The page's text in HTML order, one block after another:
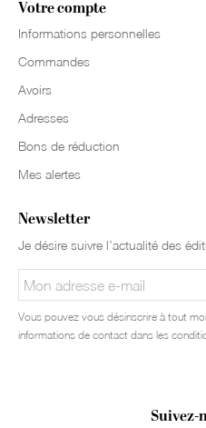
Votre compte
Informations personnelles
Commandes
Avoirs
Adresses
Bons de réduction
Mes alertes
Newsletter
Je désire suivre l’actualité des
Vous pouvez vous désinscrire à tout
informations de contact dans les
Suivez-